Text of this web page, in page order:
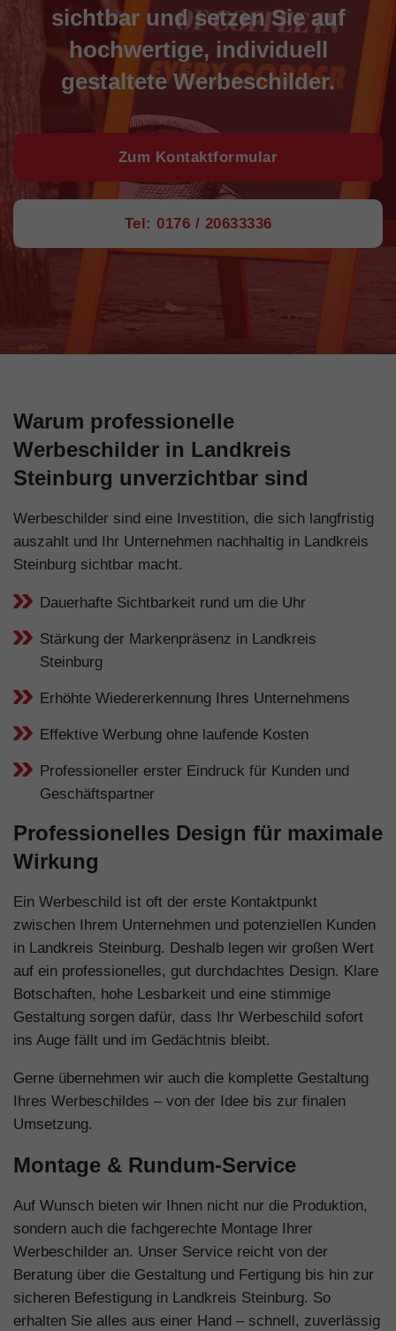
sichtbar und setzen Sie auf
hochwertige, individuell
gestaltete Werbeschilder.
Zum Kontaktformular
Tel: 0176 / 20633336
Warum professionelle
Werbeschilder in Landkreis
Steinburg unverzichtbar sind
Werbeschilder sind eine Investition, die sich langfristig
auszahlt und Ihr Unternehmen nachhaltig in Landkreis
Steinburg sichtbar macht.
Dauerhafte Sichtbarkeit rund um die Uhr
Stärkung der Markenpräsenz in Landkreis
Steinburg
Erhöhte Wiedererkennung Ihres Unternehmens
Effektive Werbung ohne laufende Kosten
Professioneller erster Eindruck für Kunden und
Geschäftspartner
Professionelles Design für maximale
Wirkung
Ein Werbeschild ist oft der erste Kontaktpunkt
zwischen Ihrem Unternehmen und potenziellen Kunden
in Landkreis Steinburg. Deshalb legen wir großen Wert
auf ein professionelles, gut durchdachtes Design. Klare
Botschaften, hohe Lesbarkeit und eine stimmige
Gestaltung sorgen dafür, dass Ihr Werbeschild sofort
ins Auge fällt und im Gedächtnis bleibt.
Gerne übernehmen wir auch die komplette Gestaltung
Ihres Werbeschildes – von der Idee bis zur finalen
Umsetzung.
Montage & Rundum-Service
Auf Wunsch bieten wir Ihnen nicht nur die Produktion,
sondern auch die fachgerechte Montage Ihrer
Werbeschilder an. Unser Service reicht von der
Beratung über die Gestaltung und Fertigung bis hin zur
sicheren Befestigung in Landkreis Steinburg. So
erhalten Sie alles aus einer Hand – schnell, zuverlässig